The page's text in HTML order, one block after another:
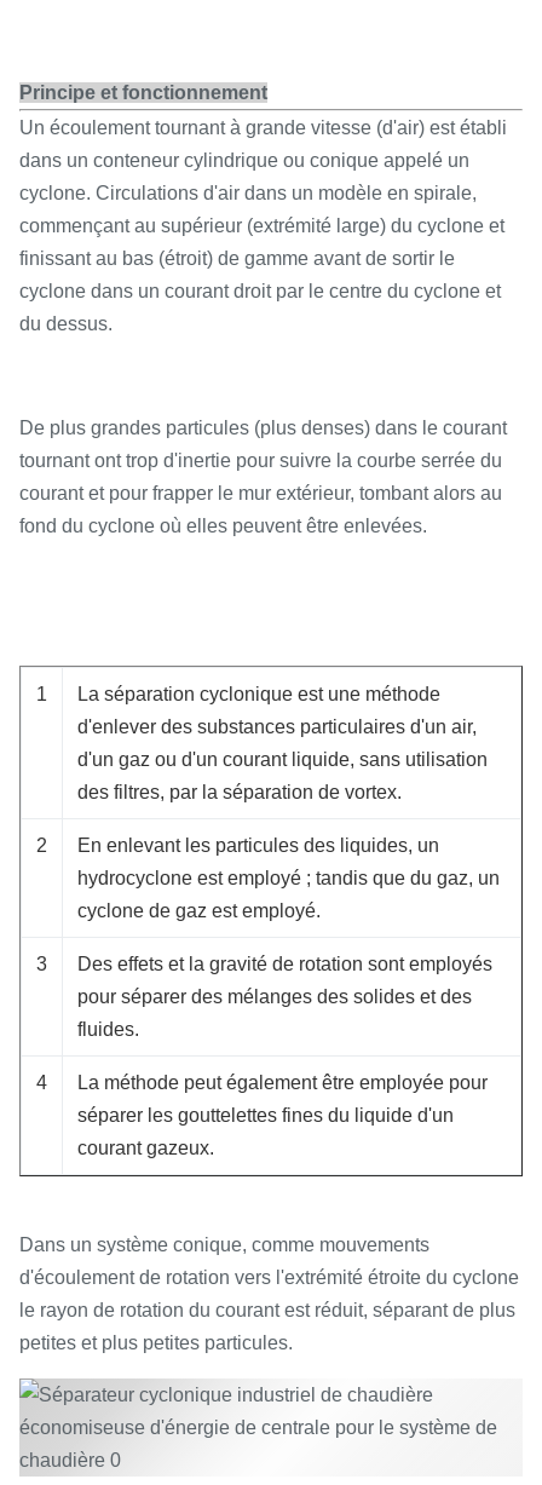
Principe et fonctionnement
Un écoulement tournant à grande vitesse (d'air) est établi
dans un conteneur cylindrique ou conique appelé un
cyclone. Circulations d'air dans un modèle en spirale,
commençant au supérieur (extrémité large) du cyclone et
finissant au bas (étroit) de gamme avant de sortir le
cyclone dans un courant droit par le centre du cyclone et
du dessus.
De plus grandes particules (plus denses) dans le courant
tournant ont trop d'inertie pour suivre la courbe serrée du
courant et pour frapper le mur extérieur, tombant alors au
fond du cyclone où elles peuvent être enlevées.
1
La séparation cyclonique est une méthode
d'enlever des substances particulaires d'un air,
d'un gaz ou d'un courant liquide, sans utilisation
des filtres, par la séparation de vortex.
2
En enlevant les particules des liquides, un
hydrocyclone est employé ; tandis que du gaz, un
cyclone de gaz est employé.
3
Des effets et la gravité de rotation sont employés
pour séparer des mélanges des solides et des
fluides.
4
La méthode peut également être employée pour
séparer les gouttelettes fines du liquide d'un
courant gazeux.
Dans un système conique, comme mouvements
d'écoulement de rotation vers l'extrémité étroite du cyclone
le rayon de rotation du courant est réduit, séparant de plus
petites et plus petites particules.